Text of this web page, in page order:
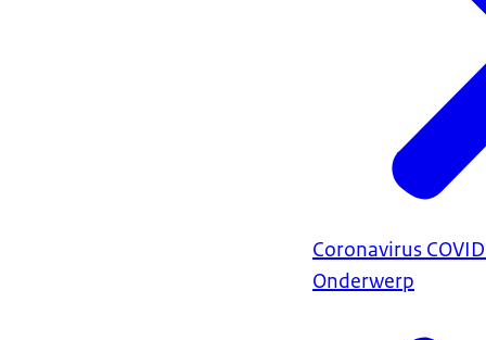
Coronavirus
Onderwerp